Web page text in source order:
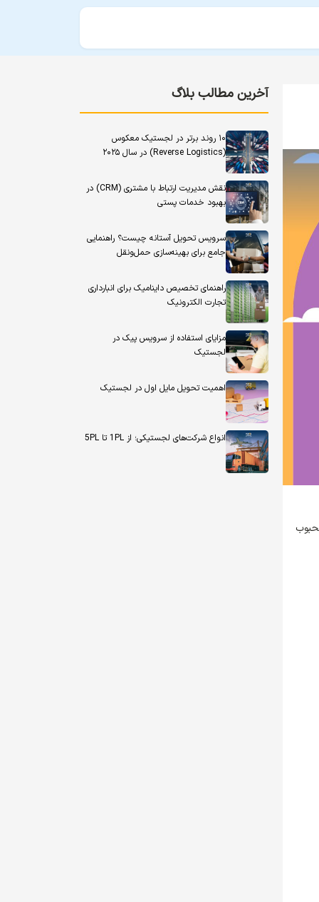
آخرین مطالب بلاگ
۱۰ روند برتر در لجستیک معکوس
(Reverse Logistics) در سال ۲۰۲۵
نقش مدیریت ارتباط با مشتری (CRM) در
بهبود خدمات پستی
سرویس تحویل آستانه چیست؟ راهنمایی
جامع برای بهینه‌سازی حمل‌ونقل
راهنمای تخصیص داینامیک برای انبارداری
تجارت الکترونیک
مزایای استفاده از سرویس پیک در
لجستیک
اهمیت تحویل مایل اول در لجستیک
انواع شرکت‌های لجستیکی؛ از 1PL تا 5PL